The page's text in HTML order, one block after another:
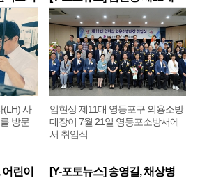
(LH) 사
방문
영
임현상 제11대 영등포구 의용소방
대장이 7월 21일 영등포소방서에
서 취임식
린이
[Y-포토뉴스] 송영길, 채상병